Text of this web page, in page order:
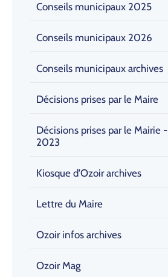
Conseils municipaux 2025
Conseils municipaux 2026
Conseils municipaux archives
Décisions prises par le Maire
Décisions prises par le Mairie -
2023
Kiosque d'Ozoir archives
Lettre du Maire
Ozoir infos archives
Ozoir Mag